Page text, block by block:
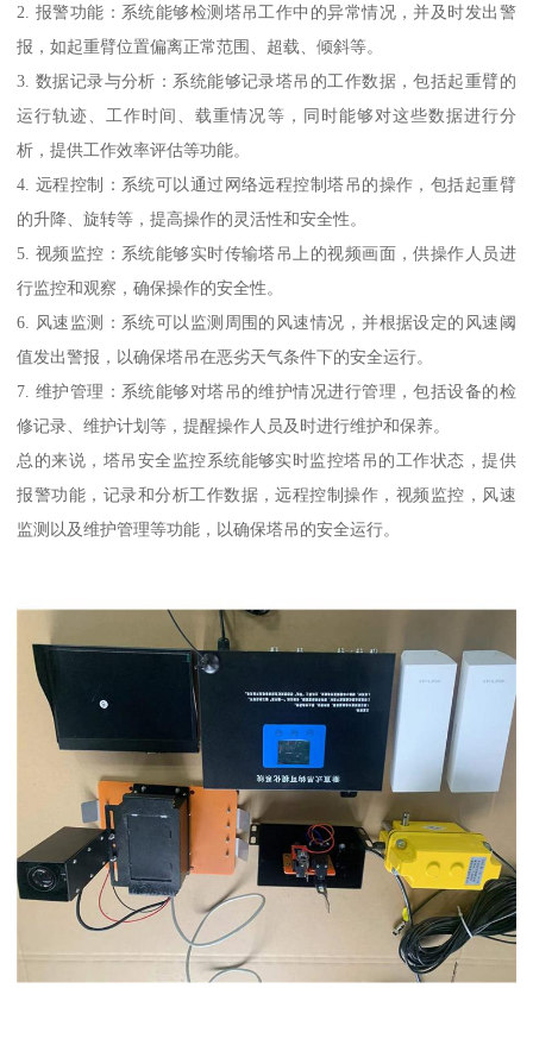
2. 报警功能：系统能够检测塔吊工作中的异常情况，并及时发出警
报，如起重臂位置偏离正常范围、超载、倾斜等。
3. 数据记录与分析：系统能够记录塔吊的工作数据，包括起重臂的
运行轨迹、工作时间、载重情况等，同时能够对这些数据进行分
析，提供工作效率评估等功能。
4. 远程控制：系统可以通过网络远程控制塔吊的操作，包括起重臂
的升降、旋转等，提高操作的灵活性和安全性。
5. 视频监控：系统能够实时传输塔吊上的视频画面，供操作人员进
行监控和观察，确保操作的安全性。
6. 风速监测：系统可以监测周围的风速情况，并根据设定的风速阈
值发出警报，以确保塔吊在恶劣天气条件下的安全运行。
7. 维护管理：系统能够对塔吊的维护情况进行管理，包括设备的检
修记录、维护计划等，提醒操作人员及时进行维护和保养。
总的来说，塔吊安全监控系统能够实时监控塔吊的工作状态，提供
报警功能，记录和分析工作数据，远程控制操作，视频监控，风速
监测以及维护管理等功能，以确保塔吊的安全运行。